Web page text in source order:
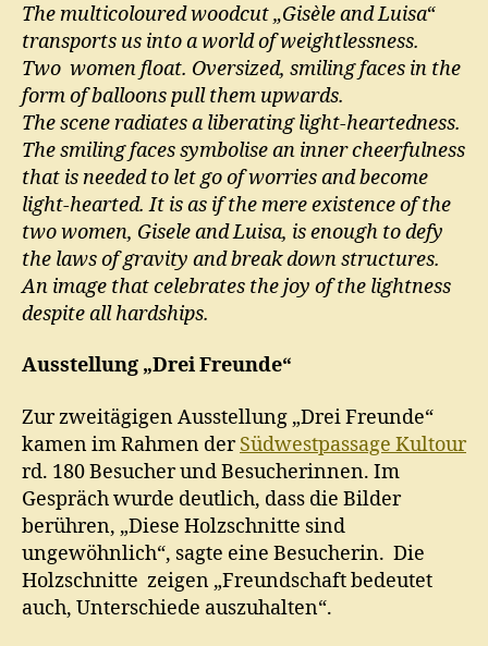
The multicoloured woodcut „Gisèle and Luisa“
transports us into a world of weightlessness.
Two women float. Oversized, smiling faces in the
form of balloons pull them upwards.
The scene radiates a liberating light-heartedness.
The smiling faces symbolise an inner cheerfulness
that is needed to let go of worries and become
light-hearted. It is as if the mere existence of the
two women, Gisele and Luisa, is enough to defy
the laws of gravity and break down structures.
An image that celebrates the joy of the lightness
despite all hardships.
Ausstellung „Drei Freunde“
Zur zweitägigen Ausstellung „Drei Freunde“
kamen im Rahmen derSüdwestpassage Kultour
rd. 180 Besucher und Besucherinnen. Im
Gespräch wurde deutlich, dass die Bilder
berühren, „Diese Holzschnitte sind
ungewöhnlich“, sagte eine Besucherin. Die
Holzschnitte zeigen „Freundschaft bedeutet
auch, Unterschiede auszuhalten“.